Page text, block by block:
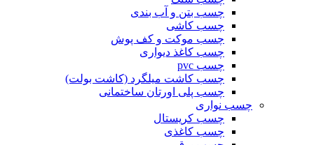
چسب بتن و آب بندی
چسب کاشی
چسب موکت و کف پوش
چسب کاغذ دیواری
چسب pvc
چسب کاشت میلگرد (کاشت بولت)
چسب پلی اورتان ساختمانی
چسب نواری
چسب کریستال
چسب کاغذی